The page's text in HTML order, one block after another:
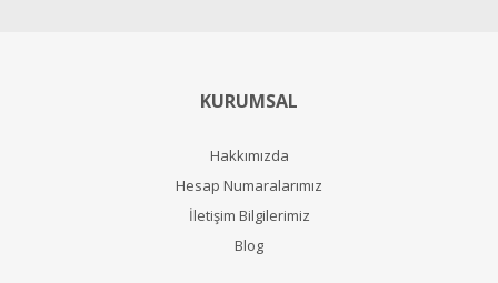
KURUMSAL
Hakkımızda
Hesap Numaralarımız
İletişim Bilgilerimiz
Blog